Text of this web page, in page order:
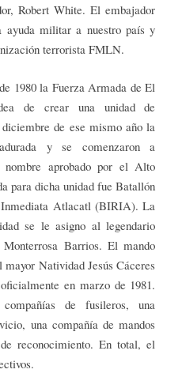
Robert White. El embajador
ayuda militar a nuestro país y
terrorista FMLN.
1980 la Fuerza Armada de El
de crear una unidad de
de ese mismo año la
y se comenzaron a
aprobado por el Alto
para dicha unidad fue Batallón
Atlacatl (BIRIA). La
se le asigno al legendario
Barrios. El mando
Natividad Jesús Cáceres
en marzo de 1981.
de fusileros, una
una compañía de mandos
reconocimiento. En total, el